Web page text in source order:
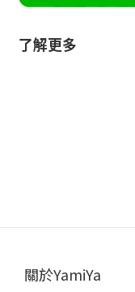
了解更多
關於YamiYa